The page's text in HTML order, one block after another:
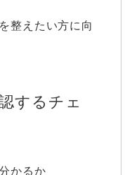
整えたい方に向
するチェ
かるか